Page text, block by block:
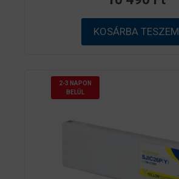
b
ő
l
KOSÁRBA TESZEM
2-3 NAPON
BELÜL